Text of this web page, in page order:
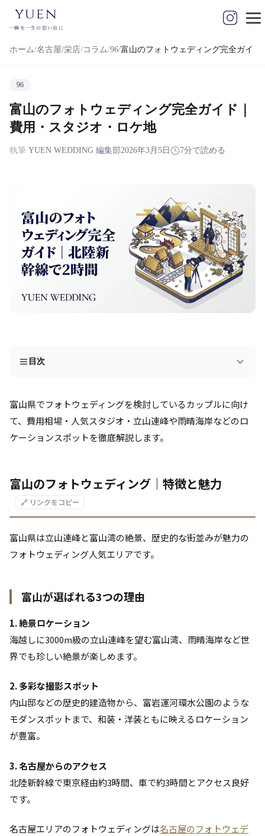
yuen
一瞬を一生の思い出に
ホーム 名古屋/栄店 コラム 96 富山のフォトウェディング完全ガイ
96
富山のフォトウェディング完全ガイド｜
費用・スタジオ・ロケ地
執筆 YUEN WEDDING 編集部2026年3月5日 7分で読める
目次
富山県でフォトウェディングを検討しているカップルに向け
て、費用相場・人気スタジオ・立山連峰や雨晴海岸などのロ
ケーションスポットを徹底解説します。
富山のフォトウェディング｜特徴と魅力
🔗 リンクをコピー
富山県は立山連峰と富山湾の絶景、歴史的な街並みが魅力の
フォトウェディング人気エリアです。
富山が選ばれる3つの理由
1. 絶景ロケーション
海越しに3000m級の立山連峰を望む富山湾、雨晴海岸など世
界でも珍しい絶景が楽しめます。
2. 多彩な撮影スポット
内山邸などの歴史的建造物から、富岩運河環水公園のような
モダンスポットまで、和装・洋装ともに映えるロケーション
が豊富。
3. 名古屋からのアクセス
北陸新幹線で東京経由約3時間、車で約3時間とアクセス良好
です。
名古屋エリアのフォトウェディングは名古屋のフォトウェデ